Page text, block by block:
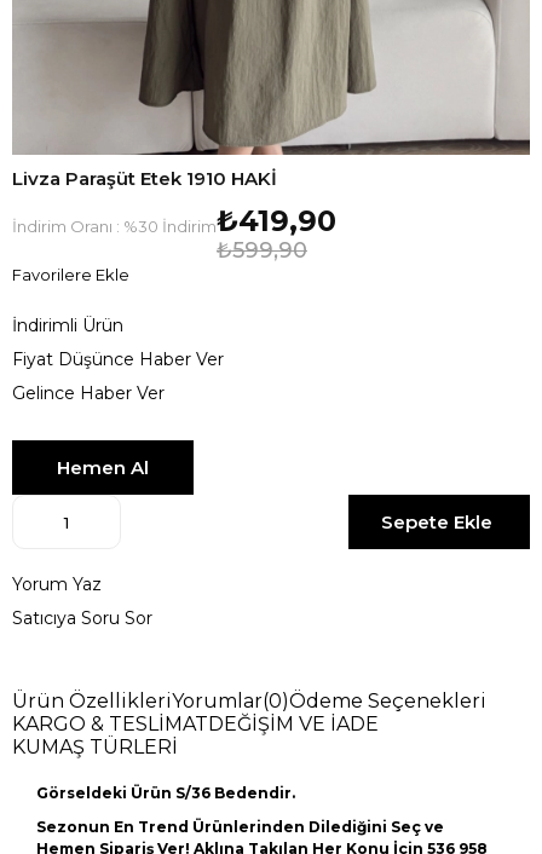
Livza Paraşüt Etek 1910 HAKİ
İndirim Oranı : %30 İndirim
₺599,90
₺419,90
Favorilere Ekle
İndirimli Ürün
Fiyat Düşünce Haber Ver
Gelince Haber Ver
Yorum Yaz
Satıcıya Soru Sor
Ürün ÖzellikleriYorumlar(0)Ödeme Seçenekleri
KARGO & TESLİMAT DEĞİŞİM VE İADE
KUMAŞ TÜRLERİ
Görseldeki Ürün S/36 Bedendir.
Sezonun En Trend Ürünlerinden Dilediğini Seç ve
Hemen Sipariş Ver! Aklına Takılan Her Konu İçin 536 958